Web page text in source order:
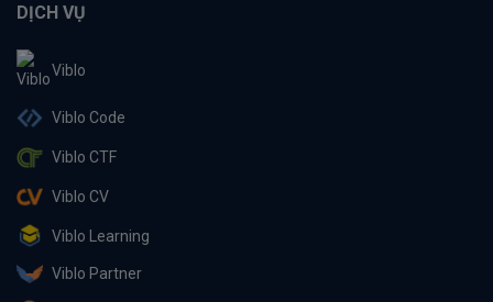
DỊCH VỤ
Viblo
Viblo Code
Viblo CTF
Viblo CV
Viblo Learning
Viblo Partner